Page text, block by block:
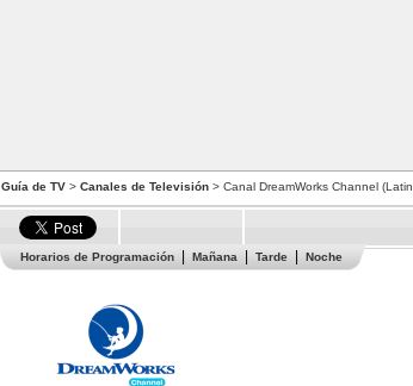
Guía de TV > Canales de Televisión > Canal DreamWorks Channel
Horarios de Programación Mañana Tarde Noche